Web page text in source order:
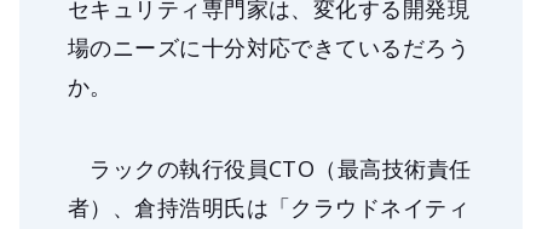
セキュリティ専門家は、変化する開発現
場のニーズに十分対応できているだろう
か。
ラックの執行役員CTO（最高技術責任
者）、倉持浩明氏は「クラウドネイティ